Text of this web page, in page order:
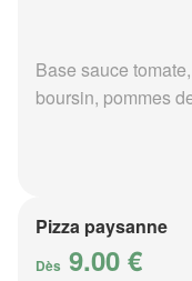
Base sauce
boursin, pommes
Pizza paysanne
Dès 9.00 €